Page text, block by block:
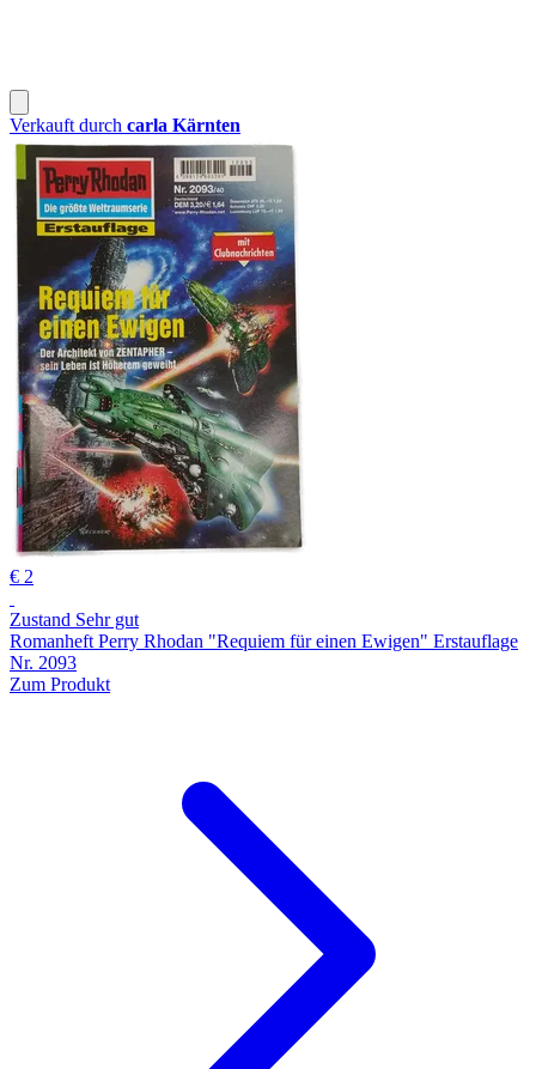
Verkauft durch carla Kärnten
€ 2
Zustand Sehr gut
Romanheft Perry Rhodan "Requiem für einen Ewigen" Erstauflage
Nr. 2093
Zum Produkt